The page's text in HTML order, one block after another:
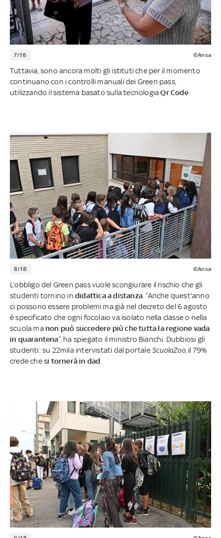
7/18 ©Ansa
Tuttavia, sono ancora molti gli istituti che per il momento
continuano con i controlli manuali dei Green pass,
utilizzando il sistema basato sulla tecnologiaQr Code
8/18 ©Ansa
L’obbligo del Green pass vuole scongiurare il rischio che gli
studenti tornino in didattica a distanza. “Anche quest'anno
ci possono essere problemi ma già nel decreto del 6 agosto
è specificato che ogni focolaio va isolato nella classe o nella
scuola ma non può succedere più che tutta la regione vada
in quarantena”, ha spiegato il ministro Bianchi. Dubbiosi gli
studenti: su 22mila intervistati dal portaleScuolaZoo, il 79%
crede chesi tornerà in dad